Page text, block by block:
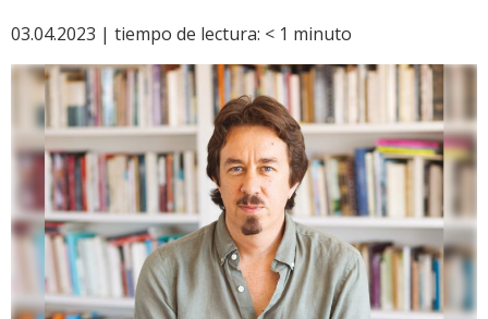
03.04.2023 | tiempo de lectura: < 1 minuto